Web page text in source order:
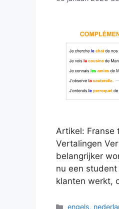
Artikel: Franse
Vertalingen
belangrijker
nu een
klanten werkt,
Categorieën
engels,